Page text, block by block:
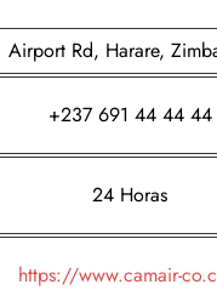
Airport Rd, Harare,
+237 691 44 44 44
24 Horas
https://www.camair-